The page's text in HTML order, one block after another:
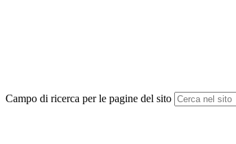
Campo di ricerca per le pagine del sito